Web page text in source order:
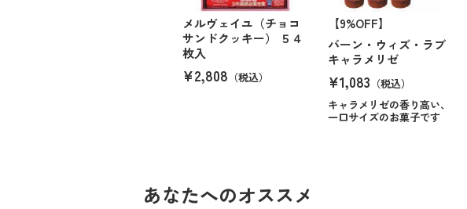
メルヴェイユ（チョコ
サンドクッキー） ５４
枚入
¥2,808 （税込）
【9%OFF】
バーン・ウィズ・ラブ
キャラメリゼ
¥1,083 （税込）
キャラメリゼの香り高い、
一口サイズのお菓子です
あなたへのオススメ